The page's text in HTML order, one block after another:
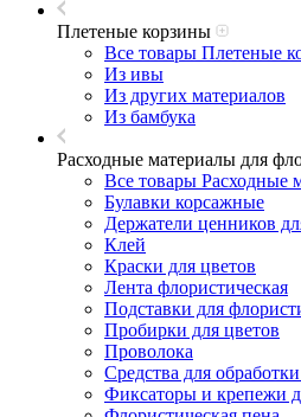
Плетеные корзины
Все товары Плетеные
Из ивы
Из других материалов
Из бамбука
Расходные материалы для
Все товары Расходные
Булавки корсажные
Держатели ценников
Клей
Краски для цветов
Лента флористическая
Подставки для
Пробирки для цветов
Проволока
Средства для
Фиксаторы и крепежи